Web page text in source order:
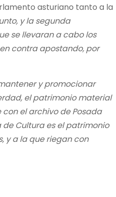
asturiano tanto a la
y la segunda
se llevaran a cabo los
contra apostando, por
y promocionar
el patrimonio material
el archivo de Posada
Cultura es el patrimonio
y a la que riegan con